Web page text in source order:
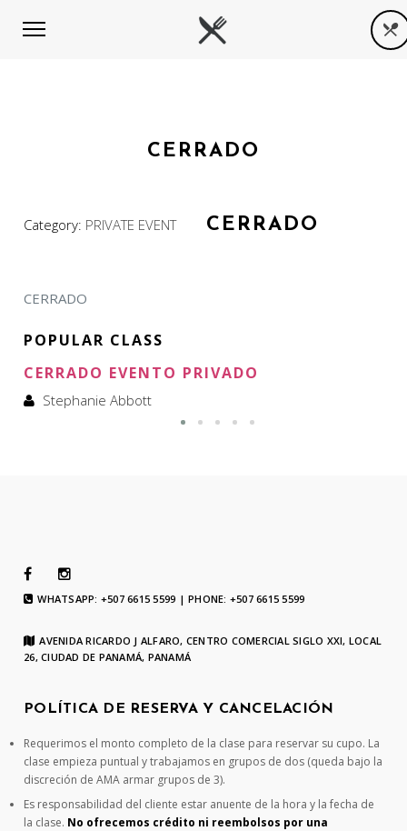
CERRADO
Category: PRIVATE EVENT CERRADO
CERRADO
POPULAR CLASS
CERRADO EVENTO PRIVADO
Stephanie Abbott
WHATSAPP: +507 6615 5599 | PHONE: +507 6615 5599
AVENIDA RICARDO J ALFARO, CENTRO COMERCIAL SIGLO XXI, LOCAL
26, CIUDAD DE PANAMÁ, PANAMÁ
POLÍTICA DE RESERVA Y CANCELACIÓN
Requerimos el monto completo de la clase para reservar su cupo. La
clase empieza puntual y trabajamos en grupos de dos (queda bajo la
discreción de AMA armar grupos de 3).
Es responsabilidad del cliente estar anuente de la hora y la fecha de
la clase. No ofrecemos crédito ni reembolsos por una